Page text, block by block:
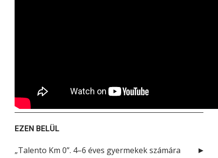
EZEN BELÜL
„Talento Km 0”. 4–6 éves gyermekek számára